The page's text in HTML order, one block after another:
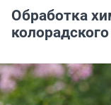
Обработка